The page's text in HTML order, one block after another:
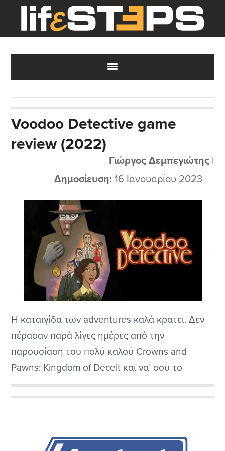
main
content
primary
sidebar
footer
Voodoo Detective game
review (2022)
Γιώργος Δεμπεγιώτης|
Δημοσίευση: 16 Ιανουαρίου 2023
H καταιγίδα των adventures καλά κρατεί. Δεν
πέρασαν παρά λίγες ημέρες από την
παρουσίαση του πολύ καλού Crowns and
Pawns: Kingdom of Deceit και να’ σου το
Voodoo Detective της Short Sleeve Studios, σε
μια μάλλον ξαφνική κυκλοφορία.
Πλευρική